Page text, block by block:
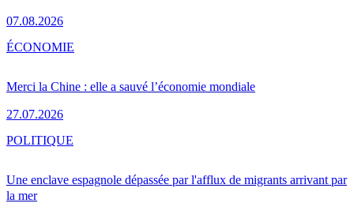
07.08.2026
Merci la Chine : elle a sauvé l’économie mondiale
27.07.2026
ÉCONOMIE
Une enclave espagnole dépassée par l'afflux de migrants arrivant par
la mer
POLITIQUE